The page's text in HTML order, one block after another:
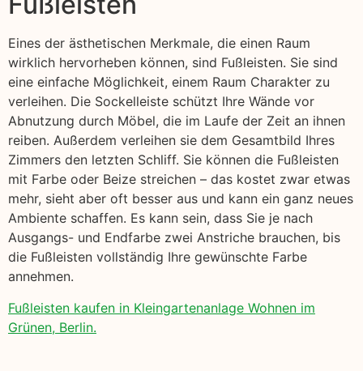
Eines der ästhetischen Merkmale, die einen Raum
wirklich hervorheben können, sind Fußleisten. Sie sind
eine einfache Möglichkeit, einem Raum Charakter zu
verleihen. Die Sockelleiste schützt Ihre Wände vor
Abnutzung durch Möbel, die im Laufe der Zeit an ihnen
reiben. Außerdem verleihen sie dem Gesamtbild Ihres
Zimmers den letzten Schliff. Sie können die Fußleisten
mit Farbe oder Beize streichen – das kostet zwar etwas
mehr, sieht aber oft besser aus und kann ein ganz neues
Ambiente schaffen. Es kann sein, dass Sie je nach
Ausgangs- und Endfarbe zwei Anstriche brauchen, bis
die Fußleisten vollständig Ihre gewünschte Farbe
annehmen.
Fußleisten kaufen in Kleingartenanlage Wohnen im
Grünen, Berlin.